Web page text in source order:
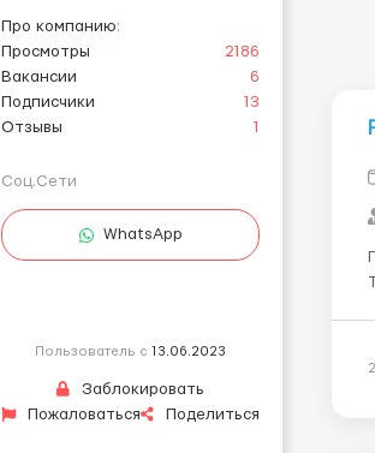
Про компанию:
Просмотры
2186
Вакансии
6
Подписчики
13
Отзывы
1
Соц.Сети
WhatsApp
Пользователь с 13.06.2023
Заблокировать
Пожаловаться
Поделиться